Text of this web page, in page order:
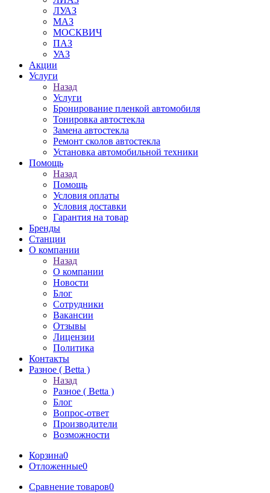
ЛУАЗ
МАЗ
МОСКВИЧ
ПАЗ
УАЗ
Акции
Услуги
Назад
Услуги
Бронирование пленкой автомобиля
Тонировка автостекла
Замена автостекла
Ремонт сколов автостекла
Установка автомобильной техники
Помощь
Назад
Помощь
Условия оплаты
Условия доставки
Гарантия на товар
Бренды
Станции
О компании
Назад
О компании
Новости
Блог
Сотрудники
Вакансии
Отзывы
Лицензии
Политика
Контакты
Разное ( Betta )
Назад
Разное ( Betta )
Блог
Вопрос-ответ
Производители
Возможности
Корзина0
Отложенные0
Сравнение товаров0